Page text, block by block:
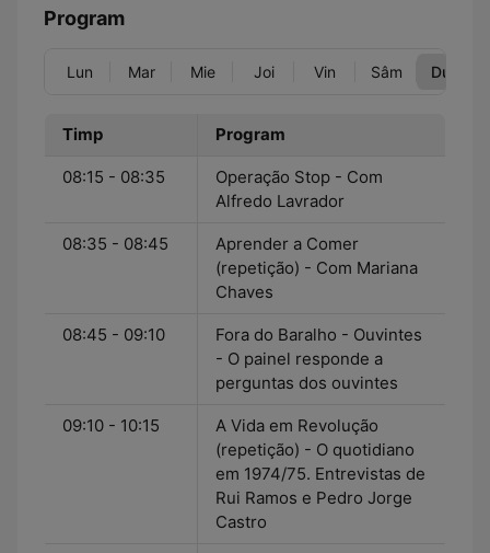
Program
Lun Mar Mie Joi Vin Sâm Dum
Timp Program
08:15 - 08:35
Operação Stop - Com
Alfredo Lavrador
08:35 - 08:45
Aprender a Comer
(repetição) - Com Mariana
Chaves
08:45 - 09:10
Fora do Baralho - Ouvintes
- O painel responde a
perguntas dos ouvintes
09:10 - 10:15
A Vida em Revolução
(repetição) - O quotidiano
em 1974/75. Entrevistas de
Rui Ramos e Pedro Jorge
Castro